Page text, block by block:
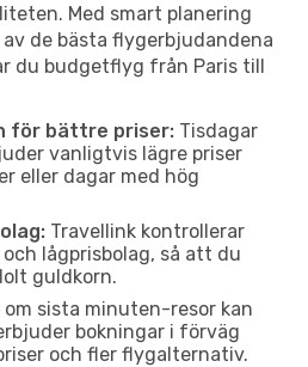
Med smart planering
de bästa flygerbjudandena
du budgetflyg från Paris till
för bättre priser: Tisdagar
vanligtvis lägre priser
eller dagar med hög
Travellink kontrollerar
lågprisbolag, så att du
guldkorn.
om sista minuten-resor kan
bokningar i förväg
och fler flygalternativ.